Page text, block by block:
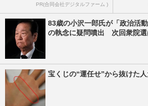
PR(合同会社デジタルファーム )
83歳の小沢一郎氏が「政治活
の執念に疑問噴出 次回衆院選
宝くじの“運任せ”から抜けた